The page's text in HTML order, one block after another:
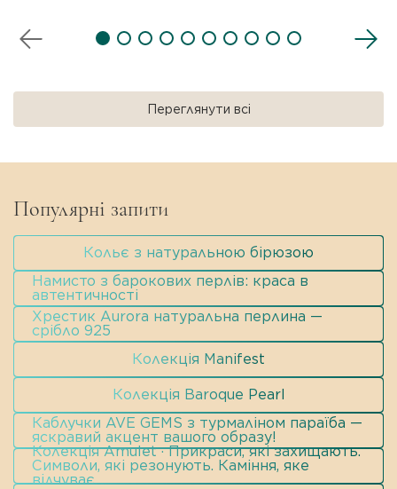
Переглянути всі
Популярні запити
Кольє з натуральною бірюзою
Намисто з барокових перлів: краса в
автентичності
Хрестик Aurora натуральна перлина —
срібло 925
Колекція Manifest
Колекція Baroque Pearl
Каблучки AVE GEMS з турмаліном параїба —
яскравий акцент вашого образу!
Колекція Amulet · Прикраси, які захищають.
Символи, які резонують. Каміння, яке
відчуває.